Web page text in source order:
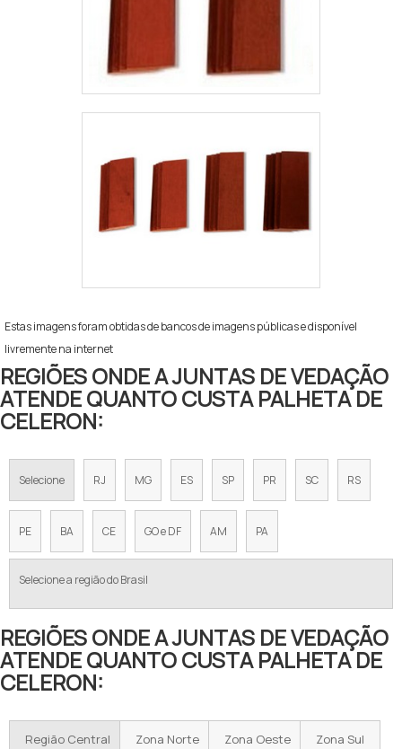
Estas imagens foram obtidas de bancos de imagens públicas e disponível
livremente na internet
REGIÕES ONDE A JUNTAS DE VEDAÇÃO
ATENDE QUANTO CUSTA PALHETA DE
CELERON:
Selecione RJ MG ES SP PR SC RS
PE BA CE GO e DF AM PA
Selecione a região do Brasil
REGIÕES ONDE A JUNTAS DE VEDAÇÃO
ATENDE QUANTO CUSTA PALHETA DE
CELERON:
Região Central Zona Norte Zona Oeste Zona Sul